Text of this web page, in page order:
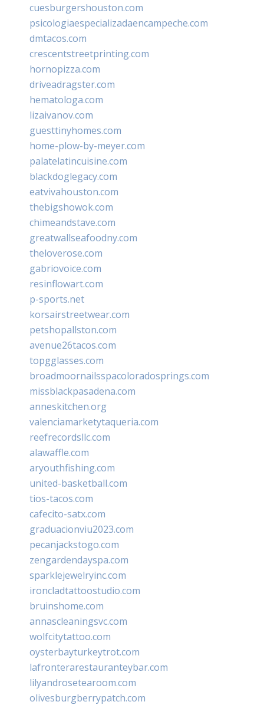
cuesburgershouston.com
psicologiaespecializadaencampeche.com
dmtacos.com
crescentstreetprinting.com
hornopizza.com
driveadragster.com
hematologa.com
lizaivanov.com
guesttinyhomes.com
home-plow-by-meyer.com
palatelatincuisine.com
blackdoglegacy.com
eatvivahouston.com
thebigshowok.com
chimeandstave.com
greatwallseafoodny.com
theloverose.com
gabriovoice.com
resinflowart.com
p-sports.net
korsairstreetwear.com
petshopallston.com
avenue26tacos.com
topgglasses.com
broadmoornailsspacoloradosprings.com
missblackpasadena.com
anneskitchen.org
valenciamarketytaqueria.com
reefrecordsllc.com
alawaffle.com
aryouthfishing.com
united-basketball.com
tios-tacos.com
cafecito-satx.com
graduacionviu2023.com
pecanjackstogo.com
zengardendayspa.com
sparklejewelryinc.com
ironcladtattoostudio.com
bruinshome.com
annascleaningsvc.com
wolfcitytattoo.com
oysterbayturkeytrot.com
lafronterarestauranteybar.com
lilyandrosetearoom.com
olivesburgberrypatch.com